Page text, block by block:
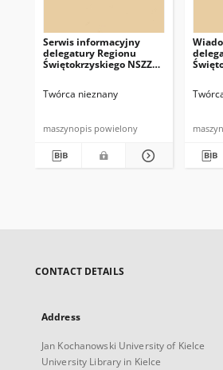
Serwis informacyjny
delegatury Regionu
Świętokrzyskiego NSZZ
Twórca nieznany
maszynopis powielony
CONTACT DETAILS
Address
Jan Kochanowski University of Kielce
University Library in Kielce